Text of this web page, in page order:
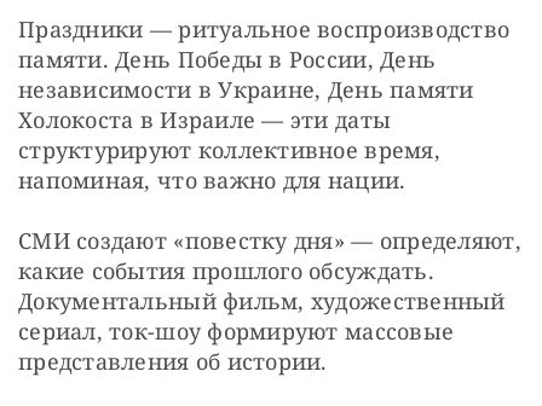
Праздники — ритуальное воспроизводство
памяти. День Победы в России, День
независимости в Украине, День памяти
Холокоста в Израиле — эти даты
структурируют коллективное время,
напоминая, что важно для нации.
СМИ создают «повестку дня» — определяют,
какие события прошлого обсуждать.
Документальный фильм, художественный
сериал, ток-шоу формируют массовые
представления об истории.